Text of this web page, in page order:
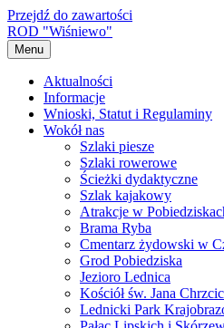
Przejdź do zawartości
ROD "Wiśniewo"
Menu
Aktualności
Informacje
Wnioski, Statut i Regulaminy
Wokół nas
Szlaki piesze
Szlaki rowerowe
Ścieżki dydaktyczne
Szlak kajakowy
Atrakcje w
Brama Ryba
Cmentarz żydowski w
Grod Pobiedziska
Jezioro Lednica
Kościół św. Jana
Lednicki Park